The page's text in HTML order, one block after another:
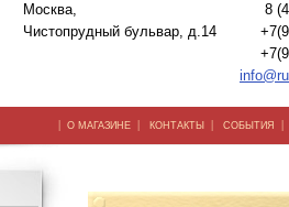
Москва,
Чистопрудный бульвар, д.14
8
| О МАГАЗИНЕ | КОНТАКТЫ | СОБЫТИЯ